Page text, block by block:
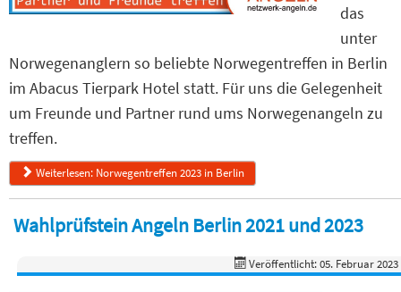
das
unter
Norwegenanglern so beliebte Norwegentreffen in Berlin
im Abacus Tierpark Hotel statt. Für uns die Gelegenheit
um Freunde und Partner rund ums Norwegenangeln zu
treffen.
Weiterlesen: Norwegentreffen 2023 in Berlin
Wahlprüfstein Angeln Berlin 2021 und 2023
Veröffentlicht: 05. Februar 2023